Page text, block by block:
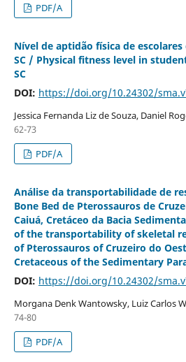
PDF/A
Nível de aptidão física de
SC / Physical fitness level in
SC
DOI: https://doi.org/10.24302/
Jessica Fernanda Liz de Souza, Daniel
62-73
PDF/A
Análise da transportabilidade de
Bone Bed de Pterossauros de
Caiuá, Cretáceo da Bacia
of the transportability of skeletal
of Pterossauros of Cruzeiro do
Cretaceous of the Sedimentary
DOI: https://doi.org/10.24302/
Morgana Denk Wantowsky, Luiz Carlos
74-80
PDF/A